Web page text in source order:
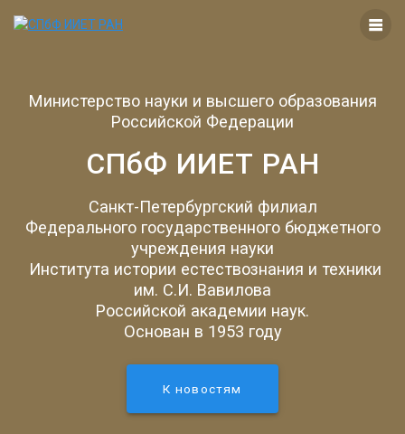
Министерство науки и высшего образования
Российской Федерации
СПбФ ИИЕТ РАН
Санкт-Петербургский филиал
Федерального государственного бюджетного
учреждения науки
Института истории естествознания и техники
им. С.И. Вавилова
Российской академии наук.
Основан в 1953 году
К новостям